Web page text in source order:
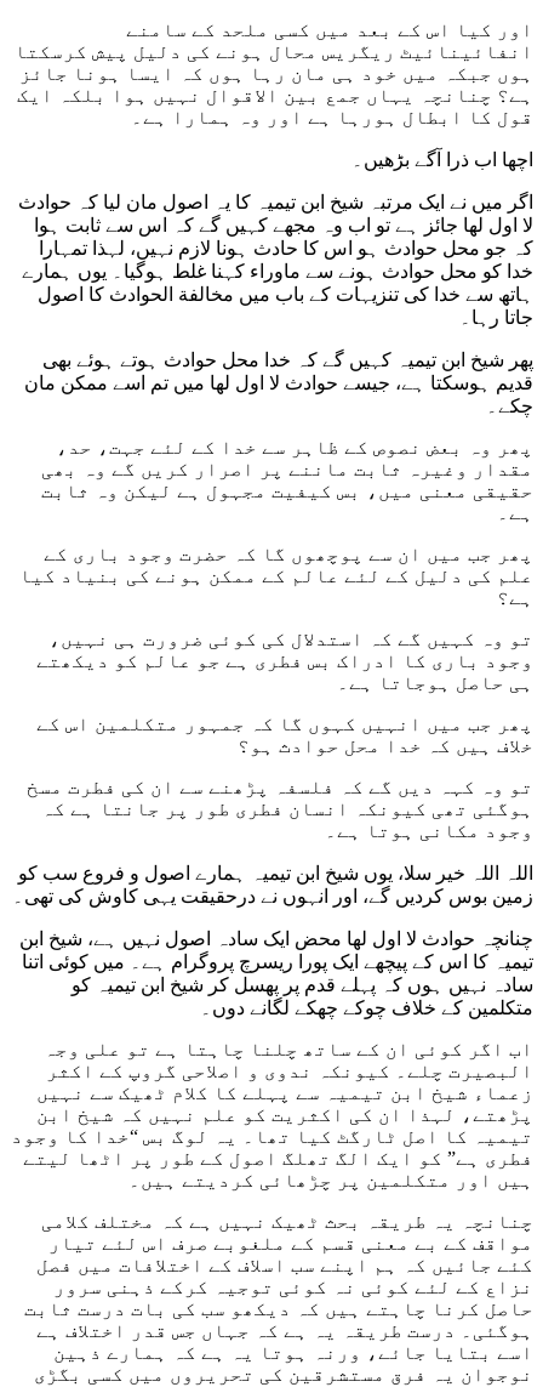
اور کیا اس کے بعد میں کسی ملحد کے سامنے
انفائینائیٹ ریگریس محال ہونے کی دلیل پیش کرسکتا
ہوں جبکہ میں خود ہی مان رہا ہوں کہ ایسا ہونا جائز
ہے؟ چنانچہ یہاں جمع بین الاقوال نہیں ہوا بلکہ ایک
قول کا ابطال ہورہا ہے اور وہ ہمارا ہے۔
اچھا اب ذرا آگے بڑھیں۔
اگر میں نے ایک مرتبہ شیخ ابن تیمیہ کا یہ اصول مان لیا کہ حوادث
لا اول لھا جائز ہے تو اب وہ مجھے کہیں گے کہ اس سے ثابت ہوا
کہ جو محل حوادث ہو اس کا حادث ہونا لازم نہیں، لہذا تمہارا
خدا کو محل حوادث ہونے سے ماوراء کہنا غلط ہوگیا۔ یوں ہمارے
ہاتھ سے خدا کی تنزیہات کے باب میں مخالفة الحوادث کا اصول
جاتا رہا۔
پھر شیخ ابن تیمیہ کہیں گے کہ خدا محل حوادث ہوتے ہوئے بھی
قدیم ہوسکتا ہے، جیسے حوادث لا اول لھا میں تم اسے ممکن مان
چکے۔
پھر وہ بعض نصوص کے ظاہر سے خدا کے لئے جہت، حد،
مقدار وغیرہ ثابت ماننے پر اصرار کریں گے وہ بھی
حقیقی معنی میں، بس کیفیت مجہول ہے لیکن وہ ثابت
ہے۔
پھر جب میں ان سے پوچھوں گا کہ حضرت وجود باری کے
علم کی دلیل کے لئے عالم کے ممکن ہونے کی بنیاد کیا
ہے؟
تو وہ کہیں گے کہ استدلال کی کوئی ضرورت ہی نہیں،
وجود باری کا ادراک بس فطری ہے جو عالم کو دیکھتے
ہی حاصل ہوجاتا ہے۔
پھر جب میں انہیں کہوں گا کہ جمہور متکلمین اس کے
خلاف ہیں کہ خدا محل حوادث ہو؟
تو وہ کہہ دیں گے کہ فلسفہ پڑھنے سے ان کی فطرت مسخ
ہوگئی تھی کیونکہ انسان فطری طور پر جانتا ہے کہ
وجود مکانی ہوتا ہے۔
اللہ اللہ خیر سلا، یوں شیخ ابن تیمیہ ہمارے اصول و فروع سب کو
زمین بوس کردیں گے، اور انہوں نے درحقیقت یہی کاوش کی تھی۔
چنانچہ حوادث لا اول لھا محض ایک سادہ اصول نہیں ہے، شیخ ابن
تیمیہ کا اس کے پیچھے ایک پورا ریسرچ پروگرام ہے۔ میں کوئی اتنا
سادہ نہیں ہوں کہ پہلے قدم پر پھسل کر شیخ ابن تیمیہ کو
متکلمین کے خلاف چوکے چھکے لگانے دوں۔
اب اگر کوئی ان کے ساتھ چلنا چاہتا ہے تو علی وجہ
البصیرت چلے۔ کیونکہ ندوی و اصلاحی گروپ کے اکثر
زعماء شیخ ابن تیمیہ سے پہلے کا کلام ٹھیک سے نہیں
پڑھتے، لہذا ان کی اکثریت کو علم نہیں کہ شیخ ابن
تیمیہ کا اصل ٹارگٹ کیا تھا۔ یہ لوگ بس “خدا کا وجود
فطری ہے” کو ایک الگ تھلگ اصول کے طور پر اٹھا لیتے
ہیں اور متکلمین پر چڑھائی کردیتے ہیں۔
چنانچہ یہ طریقہ بحث ٹھیک نہیں ہے کہ مختلف کلامی
مواقف کے بے معنی قسم کے ملغوبے صرف اس لئے تیار
کئے جائیں کہ ہم اپنے سب اسلاف کے اختلافات میں فصل
نزاع کے لئے کوئی نہ کوئی توجیہ کرکے ذہنی سرور
حاصل کرنا چاہتے ہیں کہ دیکھو سب کی بات درست ثابت
ہوگئی۔ درست طریقہ یہ ہے کہ جہاں جس قدر اختلاف ہے
اسے بتایا جائے، ورنہ ہوتا یہ ہے کہ ہمارے ذہین
نوجوان یہ فرق مستشرقین کی تحریروں میں کسی بگڑی